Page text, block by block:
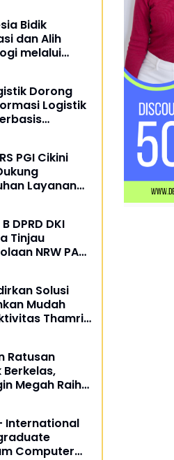
Bidik
dan Alih
melalui
Dorong
Logistik
PGI Cikini
Layanan
DPRD DKI
Tinjau
NRW PAM
Air Perpipaan
Solusi
Mudah
Thamrin
Ratusan
Berkelas,
Megah Raih
- International
Computer